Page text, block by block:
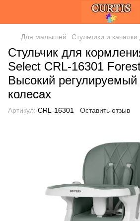
Для малышей Стульчики и
Стульчик для
Select CRL-16301
Высокий регулируемый
колесах
Артикул: CRL-16301 Оставить отзыв